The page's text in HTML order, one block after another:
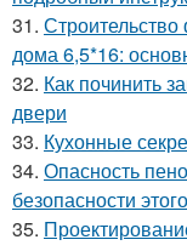
31.
дома 6,5*16:
32. Как починить
двери
33. Кухонные
34. Опасность
безопасности
35.